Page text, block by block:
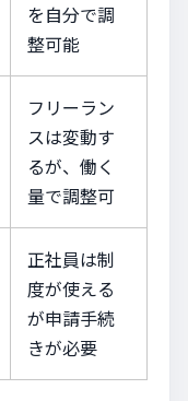
を自分で調
整可能
フリーラン
スは変動す
るが、働く
量で調整可
正社員は制
度が使える
が申請手続
きが必要